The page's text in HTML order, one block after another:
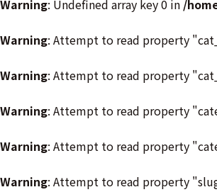
Warning: Undefined array key 0 in /
Warning: Attempt to read property
Warning: Attempt to read property
Warning: Attempt to read property
Warning: Attempt to read property
Warning: Attempt to read property